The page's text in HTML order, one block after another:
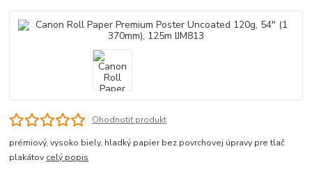
Ohodnotiť produkt
prémiový, vysoko biely, hladký papier bez povrchovej úpravy pre tlač
plakátov celý popis